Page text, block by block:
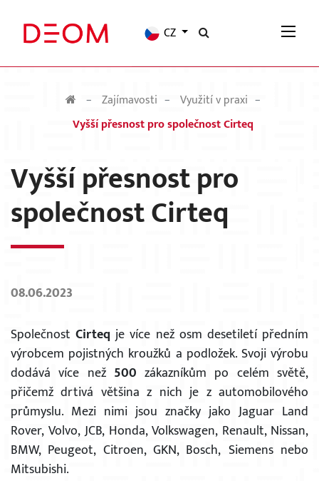
CZ
Zajímavosti
Využití v praxi
Vyšší přesnost pro společnost Cirteq
Vyšší přesnost pro
společnost Cirteq
08.06.2023
SpolečnostCirteq je více než osm desetiletí předním
výrobcem pojistných kroužků a podložek. Svoji výrobu
dodává více než 500zákazníkům po celém světě,
přičemž drtivá většina z nich je z automobilového
průmyslu. Mezi nimi jsou značky jako Jaguar Land
Rover, Volvo, JCB, Honda, Volkswagen, Renault, Nissan,
BMW, Peugeot, Citroen, GKN, Bosch, Siemens nebo
Mitsubishi.